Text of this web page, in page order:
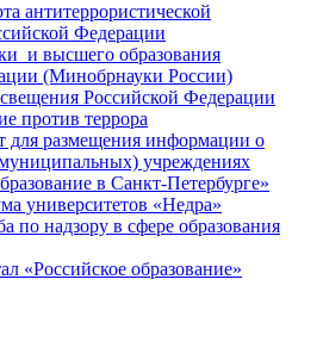
антитеррористической
Федерации
и высшего образования
(Минобрнауки России)
Российской Федерации
против террора
для размещения информации о
учреждениях
в Санкт-Петербурге»
университетов «Недра»
по надзору в сфере образования
«Российское образование»